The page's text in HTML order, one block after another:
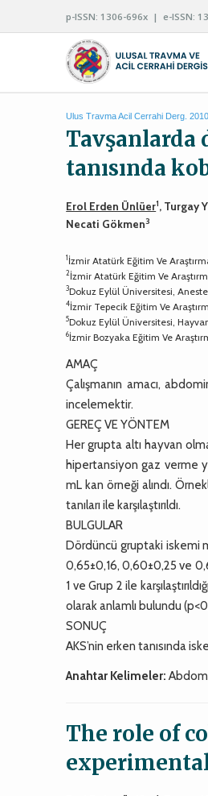
p-ISSN: 1306-696x | e-ISSN:
Ulus Travma Acil Cerrahi Derg.
Tavşanlarda
tanısında
Erol Erden Ünlüer1, Turgay
Necati Gökmen3
1İzmir Atatürk Eğitim Ve
2İzmir Atatürk Eğitim Ve
3Dokuz Eylül Üniversitesi,
4İzmir Tepecik Eğitim Ve
5Dokuz Eylül Üniversitesi,
6İzmir Bozyaka Eğitim Ve
AMAÇ
Çalışmanın amacı,
incelemektir.
GEREÇ VE YÖNTEM
Her grupta altı hayvan
hipertansiyon gaz verme
mL kan örneği alındı.
tanıları ile karşılaştırıldı.
BULGULAR
Dördüncü gruptaki iskemi
0,65±0,16, 0,60±0,25 ve
1 ve Grup 2 ile
olarak anlamlı bulundu
SONUÇ
AKS’nin erken tanısında
Anahtar Kelimeler:
The role of